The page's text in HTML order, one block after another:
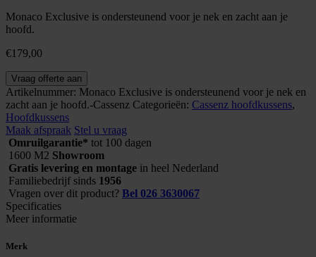
Monaco Exclusive is ondersteunend voor je nek en zacht aan je
hoofd.
€179,00
Monaco
Exclusive
11cm
soft
aantal
Vraag offerte aan
Artikelnummer: Monaco Exclusive is ondersteunend voor je nek en
zacht aan je hoofd.-Cassenz Categorieën: Cassenz hoofdkussens,
Hoofdkussens
Maak afspraak Stel u vraag
Omruilgarantie* tot 100 dagen
1600 M2 Showroom
Gratis levering en montage in heel Nederland
Familiebedrijf sinds 1956
Vragen over dit product? Bel 026 3630067
Specificaties
Meer informatie
Merk